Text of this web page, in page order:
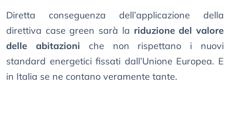
Diretta conseguenza dell’applicazione della
direttiva case green sarà la riduzione del valore
delle abitazioni che non rispettano i nuovi
standard energetici fissati dall’Unione Europea. E
in Italia se ne contano veramente tante.